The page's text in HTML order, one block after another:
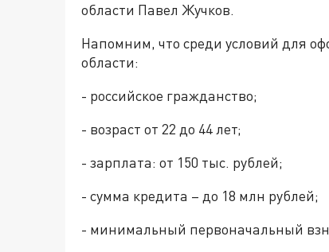
области Павел Жучков.
Напомним, что среди условий для
области:
- российское гражданство;
- возраст от 22 до 44 лет;
- зарплата: от 150 тыс. рублей;
- сумма кредита – до 18 млн рублей;
- минимальный первоначальный